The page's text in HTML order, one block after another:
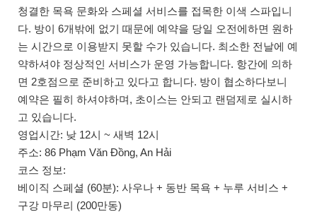
청결한 목욕 문화와 스페셜 서비스를 접목한 이색 스파입니
다. 방이 6개밖에 없기 때문에 예약을 당일 오전에하면 원하
는 시간으로 이용받지 못할 수가 있습니다. 최소한 전날에 예
약하셔야 정상적인 서비스가 운영 가능합니다. 항간에 의하
면 2호점으로 준비하고 있다고 합니다. 방이 협소하다보니
예약은 필히 하셔야하며, 초이스는 안되고 랜덤제로 실시하
고 있습니다.
영업시간: 낮 12시 ~ 새벽 12시
주소: 86 Phạm Văn Đồng, An Hải
코스 정보:
베이직 스페셜 (60분): 사우나 + 동반 목욕 + 누루 서비스 +
구강 마무리 (200만동)